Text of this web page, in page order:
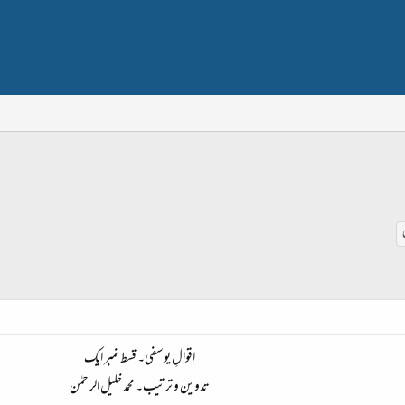
اقوالِ یوسفی۔ قسط نمبر ایک
تدوین و ترتیب۔ محمد خلیل الر حمٰن